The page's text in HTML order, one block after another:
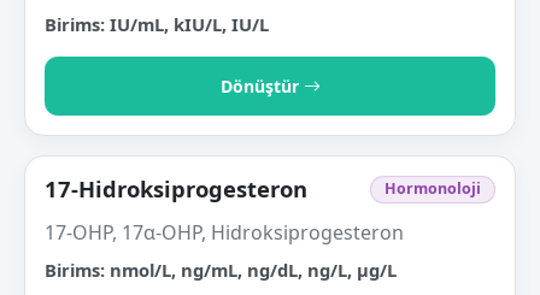
Birims: IU/mL, kIU/L, IU/L
Dönüştür
17-Hidroksiprogesteron Hormonoloji
17-OHP, 17α-OHP, Hidroksiprogesteron
Birims: nmol/L, ng/mL, ng/dL, ng/L, µg/L